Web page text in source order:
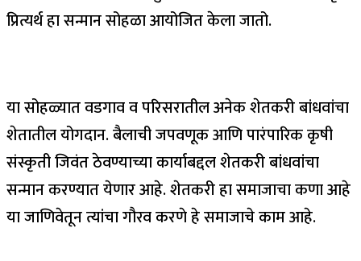
प्रित्यर्थ हा सन्मान सोहळा आयोजित केला जातो.
या सोहळ्यात वडगाव व परिसरातील अनेक शेतकरी बांधवांचा
शेतातील योगदान. बैलाची जपवणूक आणि पारंपारिक कृषी
संस्कृती जिवंत ठेवण्याच्या कार्याबद्दल शेतकरी बांधवांचा
सन्मान करण्यात येणार आहे. शेतकरी हा समाजाचा कणा आहे
या जाणिवेतून त्यांचा गौरव करणे हे समाजाचे काम आहे.